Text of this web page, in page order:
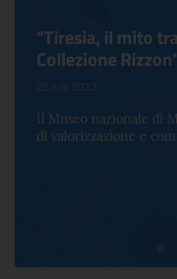
"Tiresia, il mito
Collezione
28 July 2022
Il Museo nazionale di
di valorizzazione e